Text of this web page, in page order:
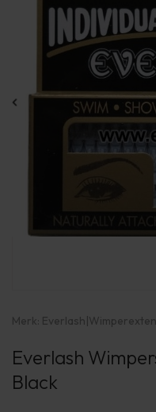
Merk: Everlash|
Everlash
Black